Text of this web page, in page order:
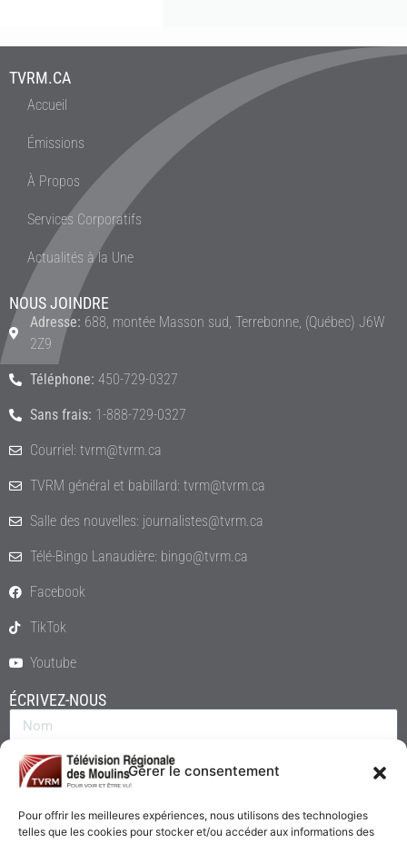
Gérer le consentement
Pour offrir les meilleures expériences, nous utilisons des technologies
telles que les cookies pour stocker et/ou accéder aux informations des
TVRM.CA
Accueil
Émissions
À Propos
Services Corporatifs
Actualités à la Une
NOUS JOINDRE
Adresse: 688, montée Masson sud, Terrebonne, (Québec) J6W
2Z9
Téléphone: 450-729-0327
Sans frais: 1-888-729-0327
Courriel: tvrm@tvrm.ca
TVRM général et babillard: tvrm@tvrm.ca
Salle des nouvelles: journalistes@tvrm.ca
Télé-Bingo Lanaudière: bingo@tvrm.ca
Facebook
TikTok
Youtube
ÉCRIVEZ-NOUS